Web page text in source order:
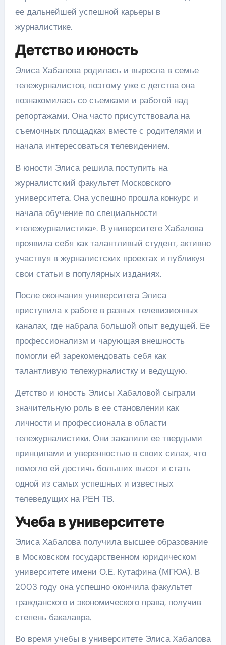
ее дальнейшей успешной карьеры в
журналистике.
Детство и юность
Элиса Хабалова родилась и выросла в семье
тележурналистов, поэтому уже с детства она
познакомилась со съемками и работой над
репортажами. Она часто присутствовала на
съемочных площадках вместе с родителями и
начала интересоваться телевидением.
В юности Элиса решила поступить на
журналистский факультет Московского
университета. Она успешно прошла конкурс и
начала обучение по специальности
«тележурналистика». В университете Хабалова
проявила себя как талантливый студент, активно
участвуя в журналистских проектах и публикуя
свои статьи в популярных изданиях.
После окончания университета Элиса
приступила к работе в разных телевизионных
каналах, где набрала большой опыт ведущей. Ее
профессионализм и чарующая внешность
помогли ей зарекомендовать себя как
талантливую тележурналистку и ведущую.
Детство и юность Элисы Хабаловой сыграли
значительную роль в ее становлении как
личности и профессионала в области
тележурналистики. Они закалили ее твердыми
принципами и уверенностью в своих силах, что
помогло ей достичь больших высот и стать
одной из самых успешных и известных
телеведущих на РЕН ТВ.
Учеба в университете
Элиса Хабалова получила высшее образование
в Московском государственном юридическом
университете имени О.Е. Кутафина (МГЮА). В
2003 году она успешно окончила факультет
гражданского и экономического права, получив
степень бакалавра.
Во время учебы в университете Элиса Хабалова